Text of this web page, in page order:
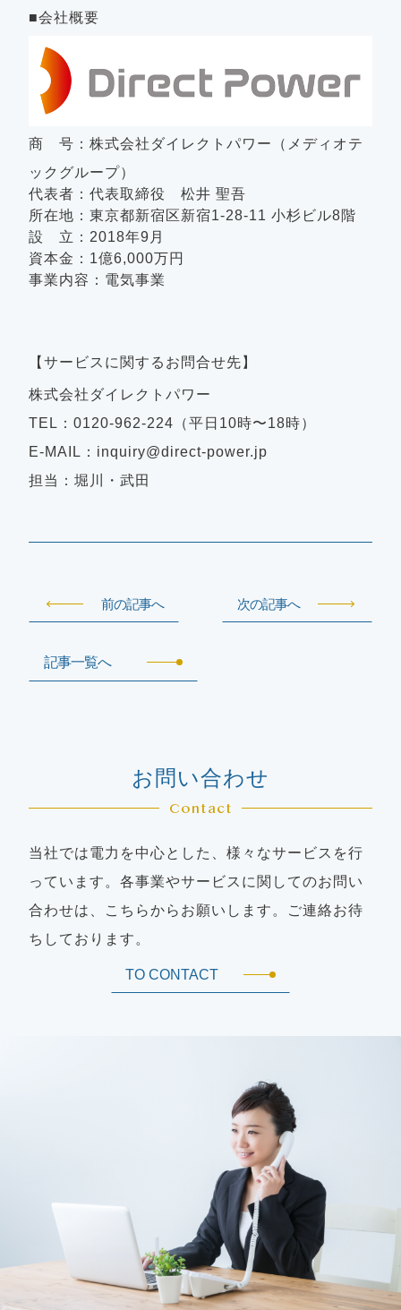
■会社概要
商 号：株式会社ダイレクトパワー（メディオテ
ックグループ）
代表者：代表取締役 松井 聖吾
所在地：東京都新宿区新宿1-28-11 小杉ビル8階
設 立：2018年9月
資本金：1億6,000万円
事業内容：電気事業
【サービスに関するお問合せ先】
株式会社ダイレクトパワー
TEL：0120-962-224（平日10時〜18時）
E-MAIL：inquiry@direct-power.jp
担当：堀川・武田
前の記事へ 次の記事へ
記事一覧へ
お問い合わせ
Contact
当社では電力を中心とした、様々なサービスを行
っています。各事業やサービスに関してのお問い
合わせは、こちらからお願いします。ご連絡お待
ちしております。
TO CONTACT